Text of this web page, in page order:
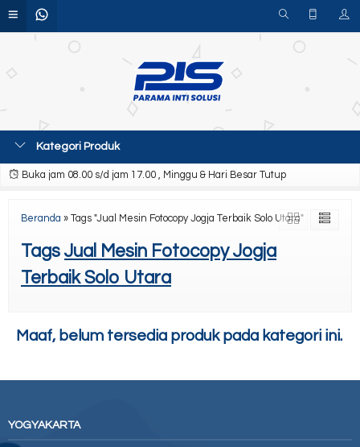
Kategori Produk
Buka jam 08.00 s/d jam 17.00 , Minggu & Hari Besar Tutup
Beranda » Tags "Jual Mesin Fotocopy Jogja Terbaik Solo Utara"
Tags Jual Mesin Fotocopy Jogja
Terbaik Solo Utara
Maaf, belum tersedia produk pada kategori ini.
YOGYAKARTA